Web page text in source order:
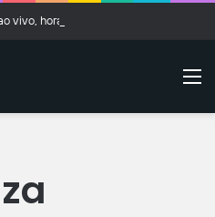
vivo, horário e escalações